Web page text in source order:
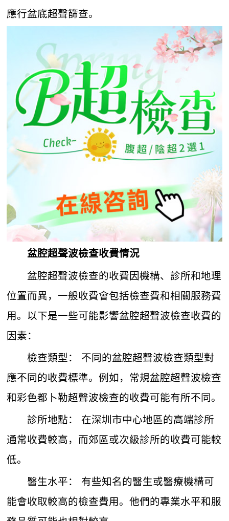
應行盆底超聲篩查。
盆腔超聲波檢查收費情況
盆腔超聲波檢查的收費因機構、診所和地理
位置而異，一般收費會包括檢查費和相關服務費
用。以下是一些可能影響盆腔超聲波檢查收費的
因素：
檢查類型： 不同的盆腔超聲波檢查類型對
應不同的收費標準。例如，常規盆腔超聲波檢查
和彩色都卜勒超聲波檢查的收費可能有所不同。
診所地點： 在深圳市中心地區的高端診所
通常收費較高，而郊區或次級診所的收費可能較
低。
醫生水平： 有些知名的醫生或醫療機構可
能會收取較高的檢查費用。他們的專業水平和服